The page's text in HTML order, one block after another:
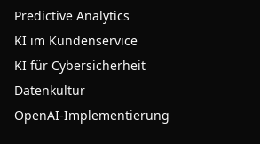
Predictive Analytics
KI im Kundenservice
KI für Cybersicherheit
Datenkultur
OpenAI-Implementierung